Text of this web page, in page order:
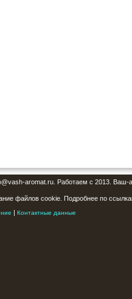
aromat.ru. Работаем с 2013. Ваш-
файлов cookie. Подробнее по
| Контактные данные